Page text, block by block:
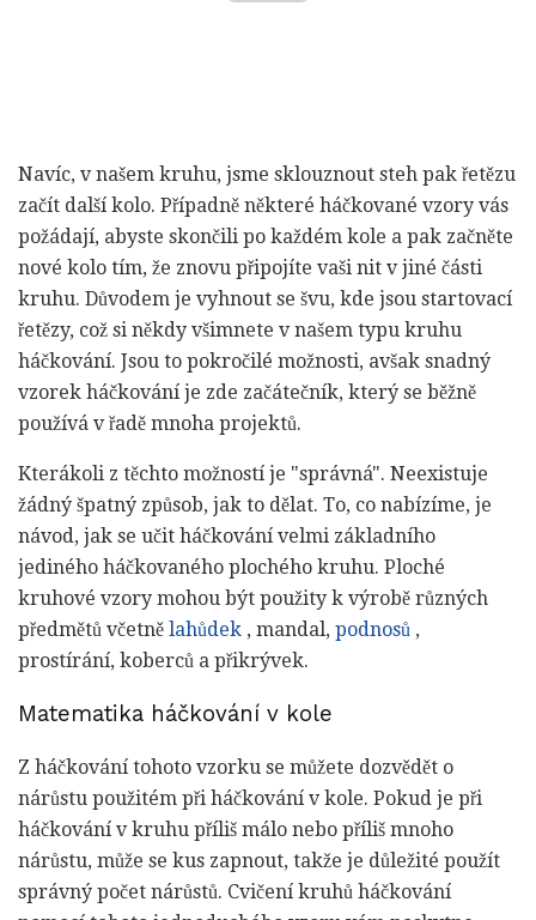
Navíc, v našem kruhu, jsme sklouznout steh pak řetězu
začít další kolo. Případně některé háčkované vzory vás
požádají, abyste skončili po každém kole a pak začněte
nové kolo tím, že znovu připojíte vaši nit v jiné části
kruhu. Důvodem je vyhnout se švu, kde jsou startovací
řetězy, což si někdy všimnete v našem typu kruhu
háčkování. Jsou to pokročilé možnosti, avšak snadný
vzorek háčkování je zde začátečník, který se běžně
používá v řadě mnoha projektů.
Kterákoli z těchto možností je "správná". Neexistuje
žádný špatný způsob, jak to dělat. To, co nabízíme, je
návod, jak se učit háčkování velmi základního
jediného háčkovaného plochého kruhu. Ploché
kruhové vzory mohou být použity k výrobě různých
předmětů včetně lahůdek , mandal, podnosů ,
prostírání, koberců a přikrývek.
Matematika háčkování v kole
Z háčkování tohoto vzorku se můžete dozvědět o
nárůstu použitém při háčkování v kole. Pokud je při
háčkování v kruhu příliš málo nebo příliš mnoho
nárůstu, může se kus zapnout, takže je důležité použít
správný počet nárůstů. Cvičení kruhů háčkování